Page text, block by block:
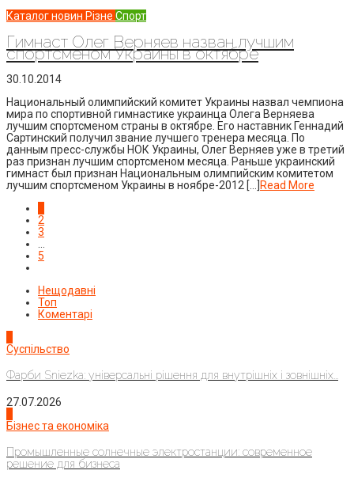
Каталог новин Різне Спорт
Гимнаст Олег Верняев назван лучшим
спортсменом Украины в октябре
30.10.2014
Национальный олимпийский комитет Украины назвал чемпиона
мира по спортивной гимнастике украинца Олега Верняева
лучшим спортсменом страны в октябре. Его наставник Геннадий
Сартинский получил звание лучшего тренера месяца. По
данным пресс-службы НОК Украины, Олег Верняев уже в третий
раз признан лучшим спортсменом месяца. Раньше украинский
гимнаст был признан Национальным олимпийским комитетом
лучшим спортсменом Украины в ноябре-2012 […]Read More
2
3
5
Нещодавні
Топ
Коментарі
Суспільство
Фарби Sniezka: універсальні рішення для внутрішніх і зовнішніх...
27.07.2026
Бізнес та економіка
Промышленные солнечные электростанции: современное
решение для бизнеса